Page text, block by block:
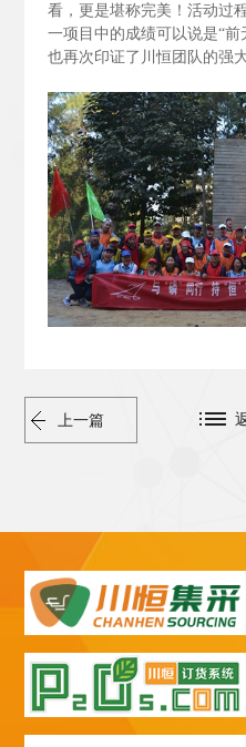
看，更是堪称完美！活动过
一项目中的成绩可以说是“
也再次印证了川恒团队的强大
上一篇